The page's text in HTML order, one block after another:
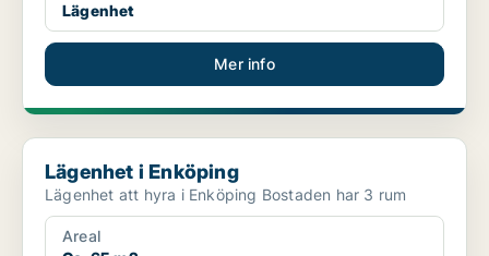
Lägenhet
Mer info
Lägenhet i Enköping
Lägenhet i Enköping
Lägenhet att hyra i Enköping Bostaden har 3 rum
Areal